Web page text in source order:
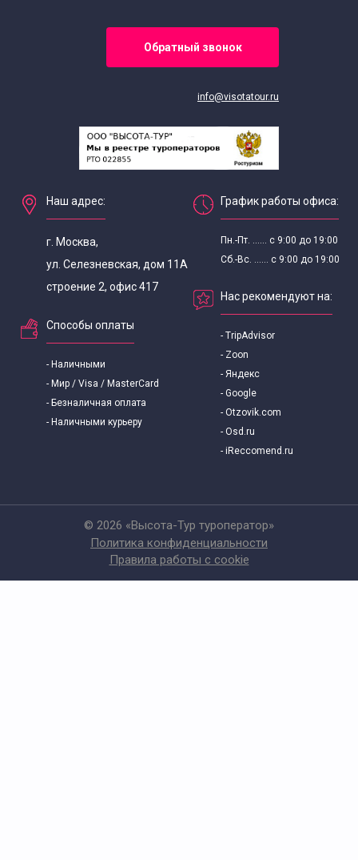
Обратный звонок
info@visotatour.ru
Наш адрес:
г. Москва,
ул. Селезневская, дом 11А
строение 2, офис 417
Способы оплаты
- Наличными
- Мир / Visa / MasterCard
- Безналичная оплата
- Наличными курьеру
График работы офиса:
Пн.-Пт. ...... с 9:00 до 19:00
Сб.-Вс. ...... с 9:00 до 19:00
Нас рекомендуют на:
- TripAdvisor
- Zoon
- Яндекс
- Google
- Otzovik.com
- Osd.ru
- iReccomend.ru
© 2026 «Высота-Тур туроператор»
Политика конфиденциальности
Правила работы с cookie